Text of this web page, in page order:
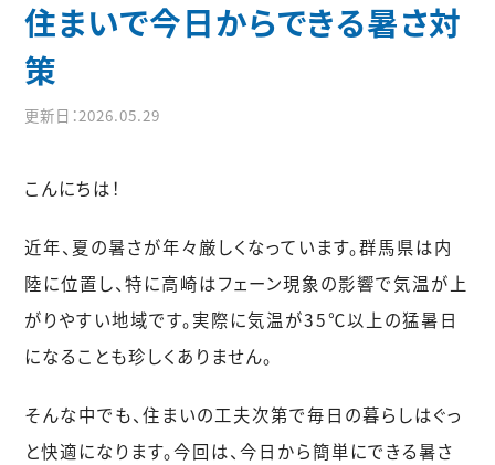
住まいで今日からできる暑さ対
策
更新日：2026.05.29
こんにちは！
近年、夏の暑さが年々厳しくなっています。群馬県は内
陸に位置し、特に高崎はフェーン現象の影響で気温が上
がりやすい地域です。実際に気温が35℃以上の猛暑日
になることも珍しくありません。
そんな中でも、住まいの工夫次第で毎日の暮らしはぐっ
と快適になります。今回は、今日から簡単にできる暑さ